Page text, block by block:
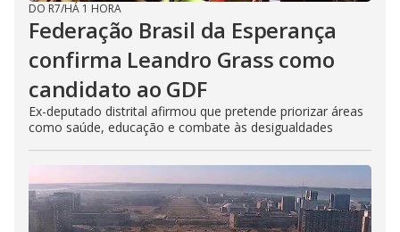
DO R7/HÁ 1 HORA
Federação Brasil da Esperança
confirma Leandro Grass como
candidato ao GDF
Ex-deputado distrital afirmou que pretende priorizar áreas
como saúde, educação e combate às desigualdades